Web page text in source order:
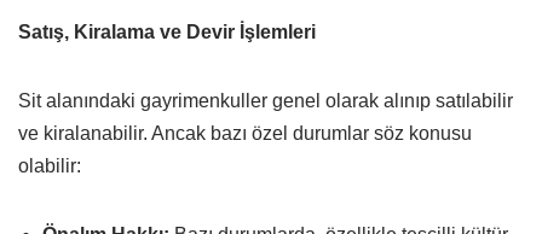
Satış, Kiralama ve Devir İşlemleri
Sit alanındaki gayrimenkuller genel olarak alınıp satılabilir
ve kiralanabilir. Ancak bazı özel durumlar söz konusu
olabilir: